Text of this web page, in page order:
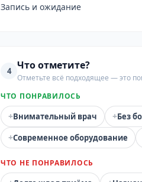
Запись и ожидание
4 Что отметите?
Отметьте всё подходящее — это
ЧТО ПОНРАВИЛОСЬ
+Внимательный врач +Без
+Современное оборудование
ЧТО НЕ ПОНРАВИЛОСЬ